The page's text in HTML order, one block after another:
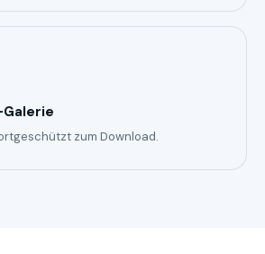
Galerie
zum Download.